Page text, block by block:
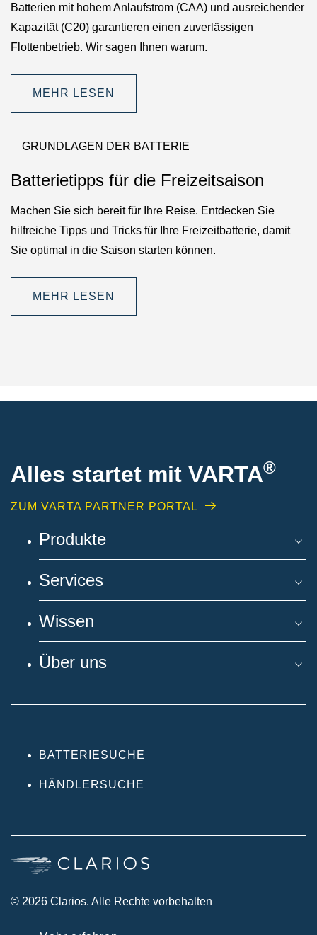
Batterien mit hohem Anlaufstrom (CAA) und ausreichender
Kapazität (C20) garantieren einen zuverlässigen
Flottenbetrieb. Wir sagen Ihnen warum.
MEHR LESEN
GRUNDLAGEN DER BATTERIE
Batterietipps für die Freizeitsaison
Machen Sie sich bereit für Ihre Reise. Entdecken Sie
hilfreiche Tipps und Tricks für Ihre Freizeitbatterie, damit
Sie optimal in die Saison starten können.
MEHR LESEN
Alles startet mit VARTA®
ZUM VARTA PARTNER PORTAL
Produkte
Services
Wissen
Über uns
BATTERIESUCHE
HÄNDLERSUCHE
© 2026 Clarios. Alle Rechte vorbehalten